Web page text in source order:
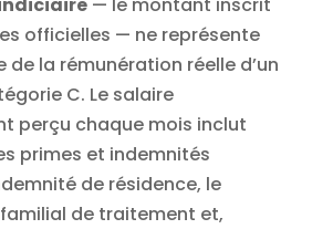
officielles — ne représente
de la rémunération réelle d’un
C. Le salaire
perçu chaque mois inclut
primes et indemnités
de résidence, le
de traitement et,